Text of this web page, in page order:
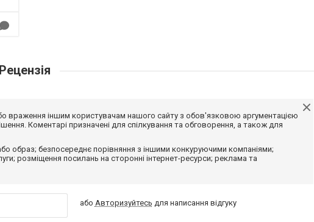
Рецензія
враження іншим користувачам нашого сайту з обов'язковою аргументацією
Коментарі призначені для спілкування та обговорення, а також для
образ; безпосереднє порівняння з іншими конкуруючими компаніями;
розміщення посилань на сторонні інтернет-ресурси; реклама та
або Авторизуйтесь для написання відгуку